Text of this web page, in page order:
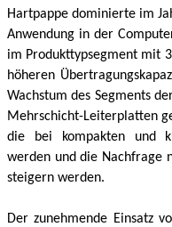
Hartpappe dominierte im
Anwendung in der
im Produkttypsegment mit
höheren
Wachstum des Segments
Mehrschicht-Leiterplatten
die bei kompakten und
werden und die Nachfrage
steigern werden.
Der zunehmende Einsatz